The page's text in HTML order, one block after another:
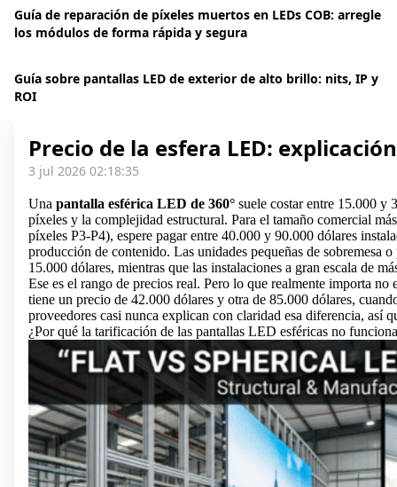
Guía de reparación de píxeles muertos en LEDs COB: arregle
los módulos de forma rápida y segura
Guía sobre pantallas LED de exterior de alto brillo: nits, IP y
ROI
Precio de la esfera LED:
3 jul 2026 02:18:35
Una pantalla esférica LED de 360° suele costar entre 15.000 y
píxeles y la complejidad estructural. Para el tamaño comercial
píxeles P3-P4), espere pagar entre 40.000 y 90.000 dólares
producción de contenido. Las unidades pequeñas de sobremesa
15.000 dólares, mientras que las instalaciones a gran escala de
Ese es el rango de precios real. Pero lo que realmente importa
tiene un precio de 42.000 dólares y otra de 85.000 dólares,
proveedores casi nunca explican con claridad esa diferencia, así
¿Por qué la tarificación de las pantallas LED esféricas no